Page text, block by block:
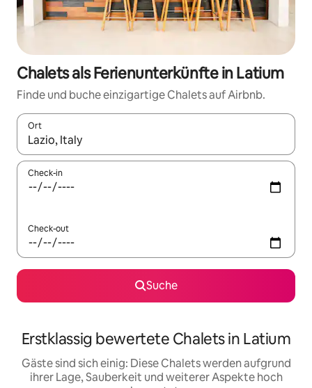
Chalets als Ferienunterkünfte in Latium
Finde und buche einzigartige Chalets auf Airbnb.
Ort
Wenn Ergebnisse verfügbar sind, navigiere mit den
Check-in
Check-out
Suche
Erstklassig bewertete Chalets in Latium
Gäste sind sich einig: Diese Chalets werden aufgrund
ihrer Lage, Sauberkeit und weiterer Aspekte hoch